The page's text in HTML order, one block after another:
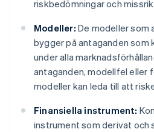
riskbedömningar och
Modeller: De modeller som
bygger på antaganden som
under alla
antaganden, modellfel eller
modeller kan leda till att
Finansiella instrument:
instrument som derivat och